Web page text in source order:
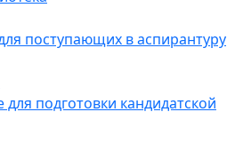
поступающих в аспирантуру
подготовки кандидатской